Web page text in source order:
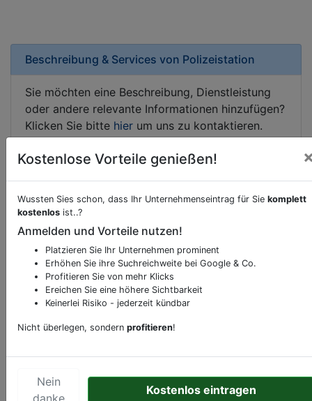
Beschreibung & Services von Polizeistation
Sie möchten eine Beschreibung, Dienstleistung
oder andere relevante Informationen hinzufügen?
Klicken Sie bitte hier um uns zu kontaktieren.
Sonderangebote odere besondere Services, die
Ihren Wettbewerbern abheben.
KartenansichtUntere Hauptstraße 10in Gols
Karte werden von
Google Maps Cookies
gesetzt, IhreIP-Adresse
Kostenlose Vorteile genießen!
Wussten Sies schon, dass Ihr Unternehmenseintrag für Sie komplett
kostenlos ist..?
Anmelden und Vorteile nutzen!
Platzieren Sie Ihr Unternehmen prominent
Erhöhen Sie ihre Suchreichweite bei Google & Co.
Profitieren Sie von mehr Klicks
Ereichen Sie eine höhere Sichtbarkeit
Keinerlei Risiko - jederzeit kündbar
Nicht überlegen, sondern profitieren!
Nein
danke
Kostenlos eintragen